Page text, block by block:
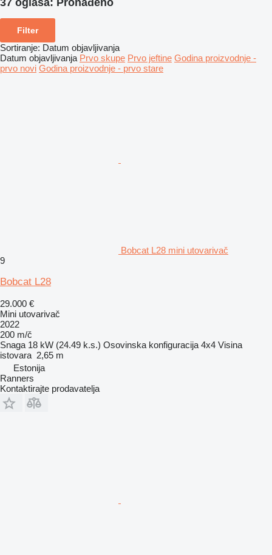
37 oglasa: Pronađeno
Filter
Sortiranje: Datum objavljivanja
Datum objavljivanja Prvo skupe Prvo jeftine Godina proizvodnje -
prvo novi Godina proizvodnje - prvo stare
Bobcat L28 mini utovarivač
9
Bobcat L28
29.000 €
Mini utovarivač
2022
200 m/č
Snaga 18 kW (24.49 k.s.) Osovinska konfiguracija 4x4 Visina
istovara 2,65 m
Estonija
Ranners
Kontaktirajte prodavatelja